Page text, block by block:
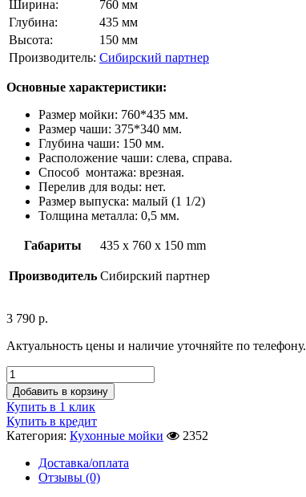
Ширина:
760 мм
Глубина:
435 мм
Высота:
150 мм
Производитель: Сибирский партнер
Основные характеристики:
Размер мойки: 760*435 мм.
Размер чаши: 375*340 мм.
Глубина чаши: 150 мм.
Расположение чаши: слева, справа.
Способ монтажа: врезная.
Перелив для воды: нет.
Размер выпуска: малый (1 1/2)
Толщина металла: 0,5 мм.
Габариты 435 x 760 x 150 mm
Производитель Сибирский партнер
3 790 р.
Актуальность цены и наличие уточняйте по телефону.
Добавить в корзину
Купить в 1 клик
Купить в кредит
Категория: Кухонные мойки
2352
Доставка/оплата
Отзывы (0)